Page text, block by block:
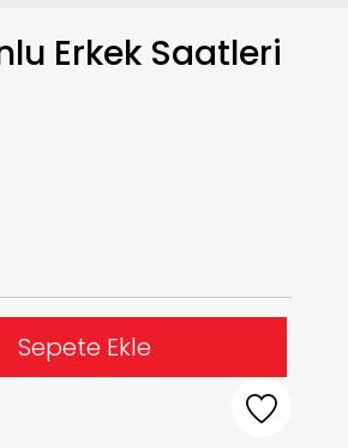
Erkek Saatleri
Sepete Ekle